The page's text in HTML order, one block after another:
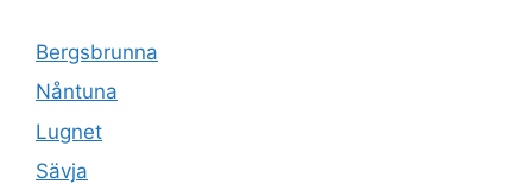
Bergsbrunna
Nåntuna
Lugnet
Sävja